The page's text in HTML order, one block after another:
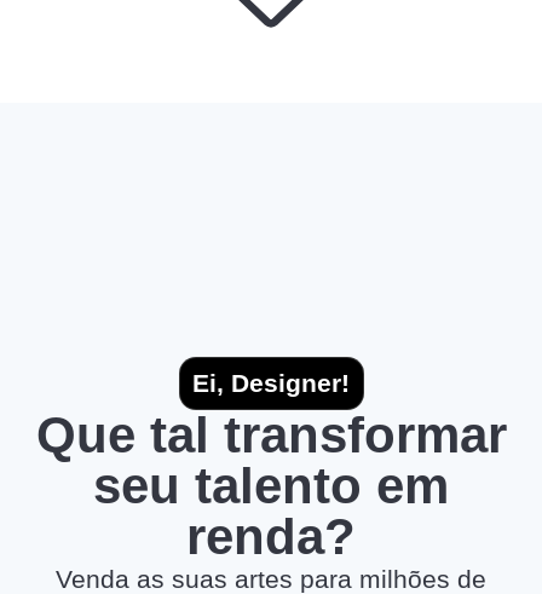
Ei, Designer!
Que tal transformar
seu talento em
renda?
Venda as suas artes para milhões de